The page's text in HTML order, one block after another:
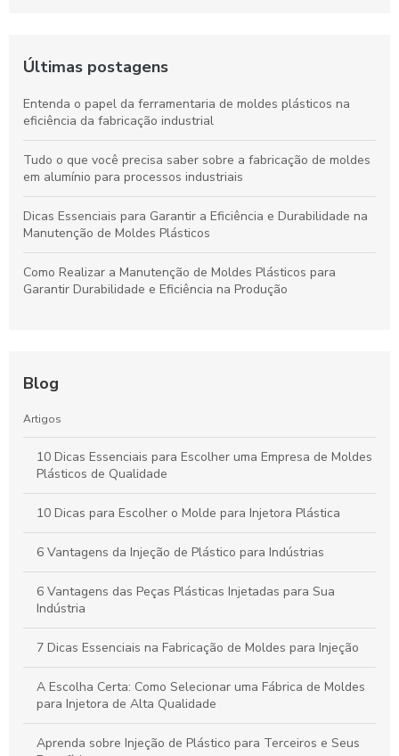
Últimas postagens
Entenda o papel da ferramentaria de moldes plásticos na
eficiência da fabricação industrial
Tudo o que você precisa saber sobre a fabricação de moldes
em alumínio para processos industriais
Dicas Essenciais para Garantir a Eficiência e Durabilidade na
Manutenção de Moldes Plásticos
Como Realizar a Manutenção de Moldes Plásticos para
Garantir Durabilidade e Eficiência na Produção
Blog
Artigos
10 Dicas Essenciais para Escolher uma Empresa de Moldes
Plásticos de Qualidade
10 Dicas para Escolher o Molde para Injetora Plástica
6 Vantagens da Injeção de Plástico para Indústrias
6 Vantagens das Peças Plásticas Injetadas para Sua
Indústria
7 Dicas Essenciais na Fabricação de Moldes para Injeção
A Escolha Certa: Como Selecionar uma Fábrica de Moldes
para Injetora de Alta Qualidade
Aprenda sobre Injeção de Plástico para Terceiros e Seus